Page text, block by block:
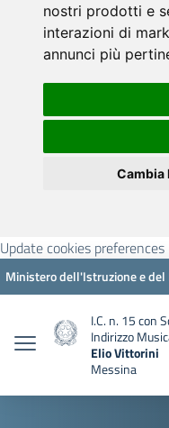
nostri prodotti e
interazioni di
annunci più
Cambia
Update cookies preferences
Ministero dell'Istruzione e
I.C. n. 15 con
Indirizzo
Elio Vittorini
Messina